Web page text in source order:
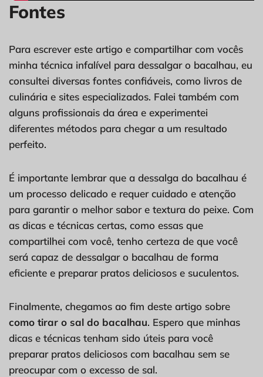
Fontes
Para escrever este artigo e compartilhar com vocês
minha técnica infalível para dessalgar o bacalhau, eu
consultei diversas fontes confiáveis, como livros de
culinária e sites especializados. Falei também com
alguns profissionais da área e experimentei
diferentes métodos para chegar a um resultado
perfeito.
É importante lembrar que a dessalga do bacalhau é
um processo delicado e requer cuidado e atenção
para garantir o melhor sabor e textura do peixe. Com
as dicas e técnicas certas, como essas que
compartilhei com você, tenho certeza de que você
será capaz de dessalgar o bacalhau de forma
eficiente e preparar pratos deliciosos e suculentos.
Finalmente, chegamos ao fim deste artigo sobre
como tirar o sal do bacalhau. Espero que minhas
dicas e técnicas tenham sido úteis para você
preparar pratos deliciosos com bacalhau sem se
preocupar com o excesso de sal.